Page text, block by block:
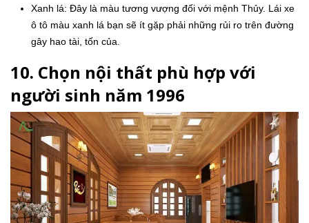
Xanh lá: Đây là màu tương vượng đối với mệnh Thủy. Lái xe
ô tô màu xanh lá bạn sẽ ít gặp phải những rủi ro trên đường
gây hao tài, tốn của.
10. Chọn nội thất phù hợp với
người sinh năm 1996